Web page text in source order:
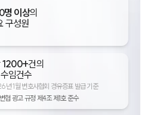
명 이상의
구성원
1200+건의
임건수
년 1월 변호사협회 경유증표 발급 기준
협 광고 규정 제4조 제1호 준수